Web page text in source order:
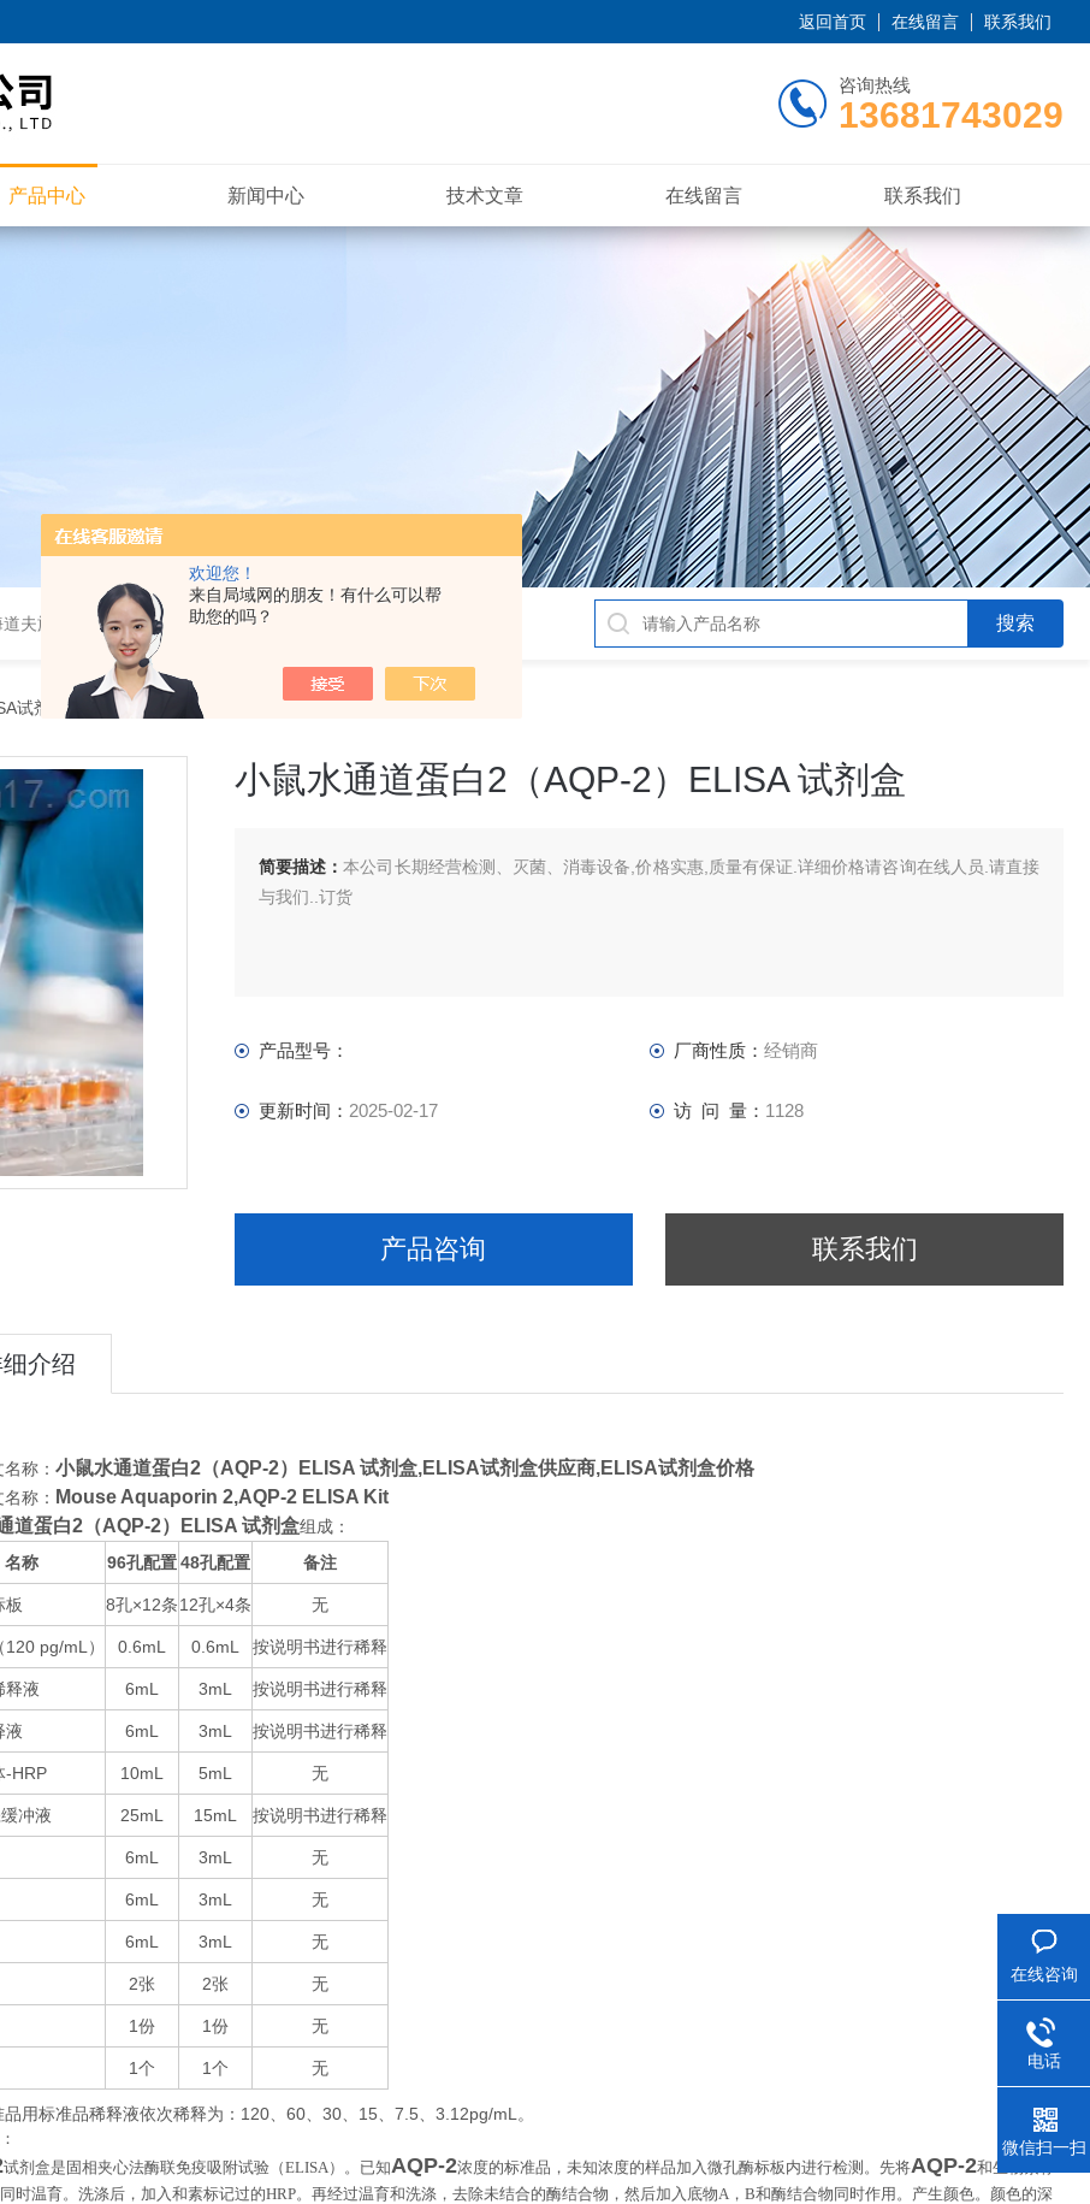
欢迎您！
来自局域网的朋友！有什么可以帮
助您的吗？
返回首页 在线留言 联系我们
咨询热线
13681743029
产品中心 新闻中心 技术文章 在线留言 联系我们
夫旋转蒸发仪
试剂盒> 小鼠水通道蛋白2（AQP-2）ELISA 试剂盒
小鼠水通道蛋白2（AQP-2）ELISA 试剂盒
简要描述：本公司长期经营检测、灭菌、消毒设备,价格实惠,质量有保证.详细价格请咨询在线人员.请直接
与我们..订货
产品型号： 厂商性质： 经销商
更新时间： 2025-02-17 访 问 量： 1128
产品咨询 联系我们
介绍
称： 小鼠水通道蛋白2（AQP-2）ELISA 试剂盒,ELISA试剂盒供应商,ELISA试剂盒价格
称： Mouse Aquaporin 2,AQP-2 ELISA Kit
道蛋白2（AQP-2）ELISA 试剂盒组成：
名称
96孔配置 48孔配置 备注
板 8孔×12条 12孔×4条 无
120 pg/mL ） 0.6mL 0.6mL 按说明书进行稀释
释液 6mL 3mL 按说明书进行稀释
液 6mL 3mL 按说明书进行稀释
-HRP 10mL 5mL 无
冲液 25mL 15mL 按说明书进行稀释
6mL 3mL 无
6mL 3mL 无
6mL 3mL 无
2张 2张 无
1 份 1 份 无
1 个 1 个 无
用标准品稀释液依次稀释为： 120、 60、 30、 15、 7.5、 3.12pg/mL 。
试剂盒是固相夹心法酶联免疫吸附试验（ELISA）。已知AQP-2浓度的标准品，未知浓度的样品加入微孔酶标板内进行检测。先将AQP-2和生物素标
时温育。洗涤后，加入和素标记过的HRP。再经过温育和洗涤，去除未结合的酶结合物，然后加入底物A ， B和酶结合物同时作用。产生颜色。颜色的深
在线咨询
电话
微信扫一扫